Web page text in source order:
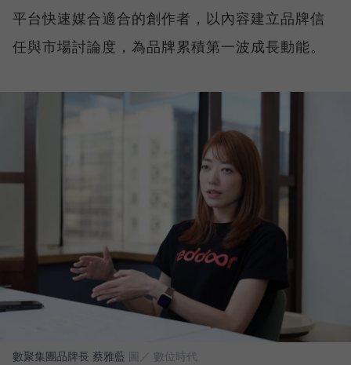
平台快速媒合適合的創作者，以內容建立品牌信
任與市場討論度，為品牌累積第一波成長動能。
數聚集團品牌長 蔡雅藍 圖／ 數位時代